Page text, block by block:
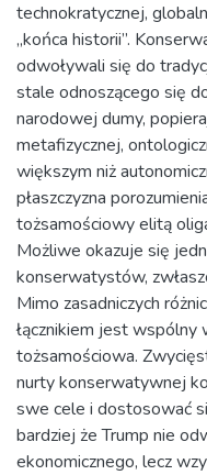
technokratycznej,
„końca historii”.
odwoływali się do
stale odnoszącego się
narodowej dumy,
metafizycznej,
większym niż
płaszczyzna
tożsamościowy elitą
Możliwe okazuje się
konserwatystów,
Mimo zasadniczych
łącznikiem jest wspólny
tożsamościowa.
nurty konserwatywnej
swe cele i dostosować
bardziej że Trump nie
ekonomicznego, lecz